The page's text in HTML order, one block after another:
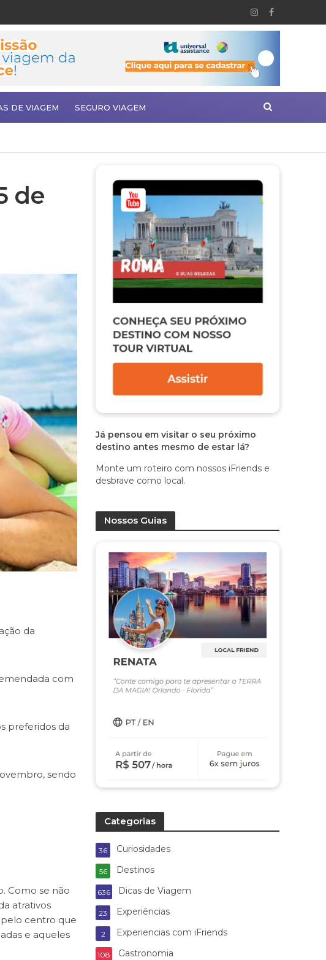
DE VIAGEM SEGURO VIAGEM
de
da
com
preferidos da
sendo
Como se não
atrativos
pelo centro que
e aqueles
Já pensou em visitar o seu próximo
destino antes mesmo de estar lá?
Monte um roteiro com nossos iFriends e
desbrave como local.
Nossos Guias
Categorias
Curiosidades
36
Destinos
56
Dicas de Viagem
636
Experiências
23
Experiencias com iFriends
2
Gastronomia
108